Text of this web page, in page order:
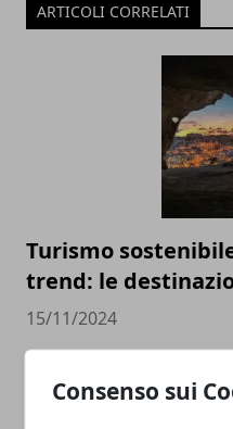
Consenso sui
ARTICOLI CORRELATI
Turismo
trend: le
15/11/2024